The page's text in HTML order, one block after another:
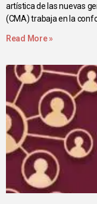
artística de las nuevas
(CMA) trabaja en la
Read More »